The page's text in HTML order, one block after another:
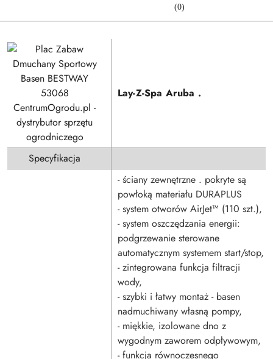
(0)
Lay-Z-Spa Aruba .
Specyfikacja
- ściany zewnętrzne . pokryte są
powłoką materiału DURAPLUS
- system otworów AirJet™ (110 szt.),
- system oszczędzania energii:
podgrzewanie sterowane
automatycznym systemem start/stop,
- zintegrowana funkcja filtracji
wody,
- szybki i łatwy montaż - basen
nadmuchiwany własną pompy,
- miękkie, izolowane dno z
wygodnym zaworem odpływowym,
- funkcja równoczesnego